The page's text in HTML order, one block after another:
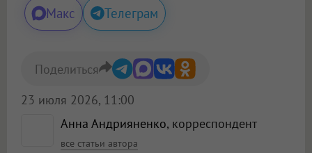
Макс Телеграм
Анна Андрияненко, корреспондент
все статьи автора
23 июля 2026, 11:00
Поделиться